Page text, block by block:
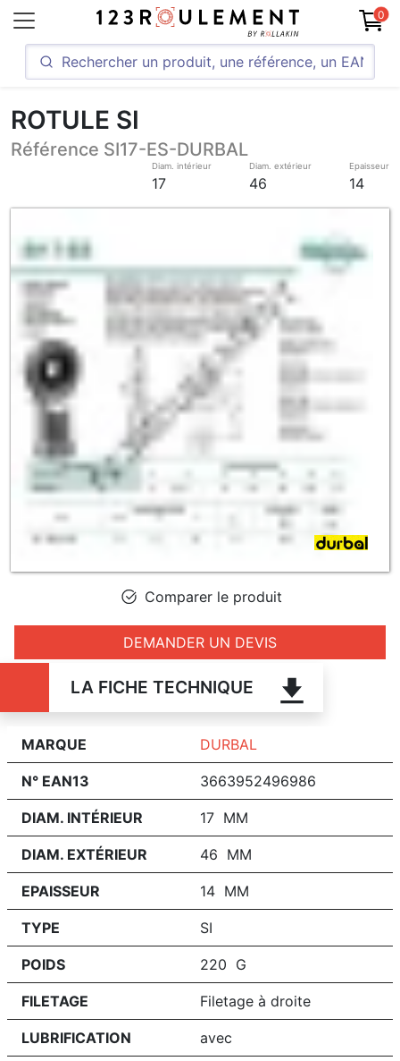
0
ROTULE SI
Référence SI17-ES-DURBAL
Diam. intérieur
17
Diam. extérieur
46
Epaisseur
14
Comparer le produit
DEMANDER UN DEVIS
LA FICHE TECHNIQUE
MARQUE DURBAL
N° EAN13 3663952496986
DIAM. INTÉRIEUR 17 MM
DIAM. EXTÉRIEUR 46 MM
EPAISSEUR 14 MM
TYPE SI
POIDS 220 G
FILETAGE Filetage à droite
LUBRIFICATION avec